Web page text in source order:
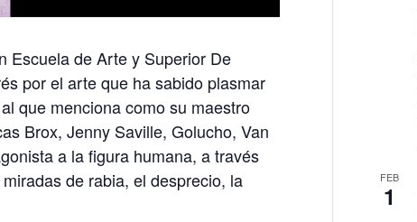
Escuela de Arte y Superior De
por el arte que ha sabido plasmar
que menciona como su maestro
Brox, Jenny Saville, Golucho, Van
a la figura humana, a través
de rabia, el desprecio, la
FEB
1